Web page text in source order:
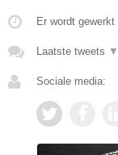
Er wordt
Laatste tweets ▼
Sociale media: